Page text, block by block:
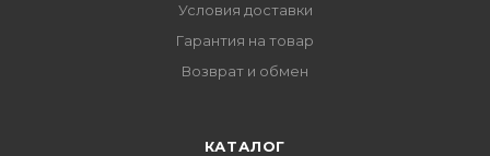
Условия доставки
Гарантия на товар
Возврат и обмен
КАТАЛОГ